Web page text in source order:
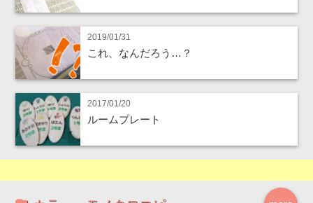
2019/01/31
これ、なんだろう…？
2017/01/20
ルームプレート